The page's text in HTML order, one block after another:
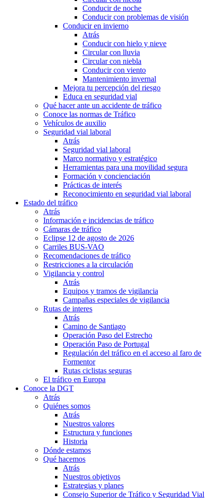
Conducir de noche
Conducir con problemas de visión
Conducir en invierno
Atrás
Conducir con hielo y nieve
Circular con lluvia
Circular con niebla
Conducir con viento
Mantenimiento invernal
Mejora tu percepción del riesgo
Educa en seguridad vial
Qué hacer ante un accidente de tráfico
Conoce las normas de Tráfico
Vehículos de auxilio
Seguridad vial laboral
Atrás
Seguridad vial laboral
Marco normativo y estratégico
Herramientas para una movilidad segura
Formación y concienciación
Prácticas de interés
Reconocimiento en seguridad vial laboral
Estado del tráfico
Atrás
Información e incidencias de tráfico
Cámaras de tráfico
Eclipse 12 de agosto de 2026
Carriles BUS-VAO
Recomendaciones de tráfico
Restricciones a la circulación
Vigilancia y control
Atrás
Equipos y tramos de vigilancia
Campañas especiales de vigilancia
Rutas de interes
Atrás
Camino de Santiago
Operación Paso del Estrecho
Operación Paso de Portugal
Regulación del tráfico en el acceso al faro de
Formentor
Rutas ciclistas seguras
El tráfico en Europa
Conoce la DGT
Atrás
Quiénes somos
Atrás
Nuestros valores
Estructura y funciones
Historia
Dónde estamos
Qué hacemos
Atrás
Nuestros objetivos
Estrategias y planes
Consejo Superior de Tráfico y Seguridad Vial